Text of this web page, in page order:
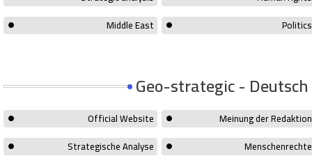
Middle East
Politics
Geo-strategic - Deutsch
Official Website
Meinung der Redaktion
Strategische Analyse
Menschenrechte